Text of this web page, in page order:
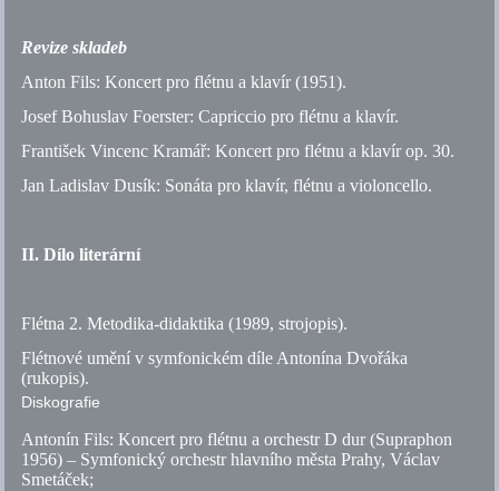
Revize skladeb
Anton Fils: Koncert pro flétnu a klavír (1951).
Josef Bohuslav Foerster: Capriccio pro flétnu a klavír.
František Vincenc Kramář: Koncert pro flétnu a klavírop. 30.
Jan Ladislav Dusík: Sonáta pro klavír, flétnu a violoncello.
II. Dílo literární
Flétna 2. Metodika-didaktika (1989, strojopis).
Flétnové umění v symfonickém díle Antonína Dvořáka
(rukopis).
Diskografie
Antonín Fils: Koncert pro flétnu a orchestr D dur (Supraphon
1956) – Symfonický orchestr hlavního města Prahy, Václav
Smetáček;